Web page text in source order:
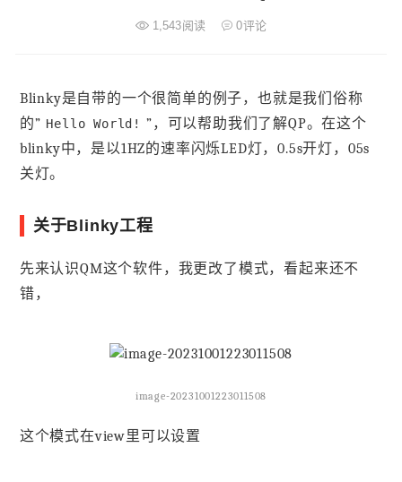
1,543阅读 0评论
Blinky是自带的一个很简单的例子，也就是我们俗称
的” Hello World!
”，可以帮助我们了解QP。在这个
blinky中，是以1HZ的速率闪烁LED灯，0.5s开灯，05s
关灯。
关于Blinky工程
先来认识QM这个软件，我更改了模式，看起来还不
错，
image-20231001223011508
这个模式在view里可以设置